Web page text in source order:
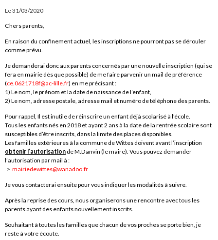
Le 31/03/2020
Chers parents,
En raison du confinement actuel, les inscriptions ne pourront pas se dérouler
comme prévu.
Je demanderai donc aux parents concernés par une nouvelle inscription (qui se
fera en mairie dès que possible) de me faire parvenir un mail de préférence
(ce.0621718f@ac-lille.fr) en me précisant :
1) Le nom, le prénom et la date de naissance de l’enfant,
2) Le nom, adresse postale, adresse mail et numéro de téléphone des parents.
Pour rappel, Il est inutile de réinscrire un enfant déjà scolarisé à l’école.
Tous les enfants nés en 2018 et ayant 2 ans à la date de la rentrée scolaire sont
susceptibles d’être inscrits, dans la limite des places disponibles.
Les familles extérieures à la commune de Wittes doivent avant l’inscription
obtenir l’autorisationde M.Danvin (le maire). Vous pouvez demander
l’autorisation par mail à :
> mairiedewittes@wanadoo.fr
Je vous contacterai ensuite pour vous indiquer les modalités à suivre.
Après la reprise des cours, nous organiserons une rencontre avec tous les
parents ayant des enfants nouvellement inscrits.
Souhaitant à toutes les familles que chacun de vos proches se porte bien, je
reste à votre écoute.